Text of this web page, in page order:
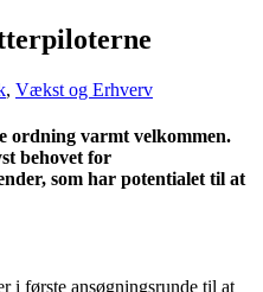
, Vækst og Erhverv
ordning varmt velkommen.
behovet for
som har potentialet til at
i første ansøgningsrunde til at